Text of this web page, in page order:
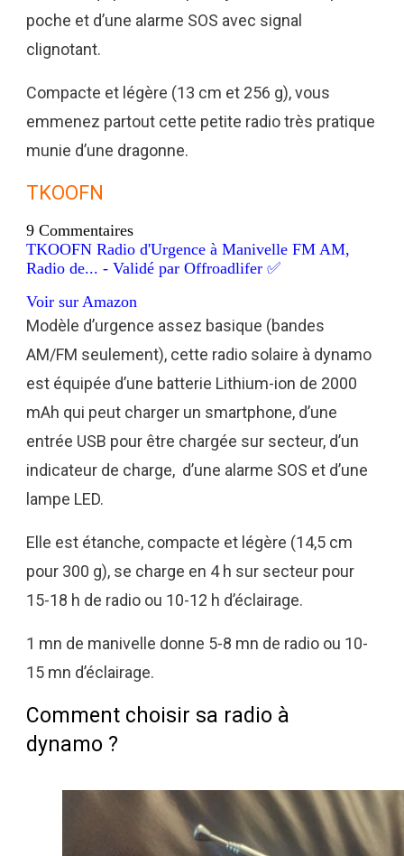
poche et d’une alarme SOS avec signal
clignotant.
Compacte et légère (13 cm et 256 g), vous
emmenez partout cette petite radio très pratique
munie d’une dragonne.
TKOOFN
9 Commentaires
TKOOFN Radio d'Urgence à Manivelle FM AM,
Radio de... - Validé par Offroadlifer ✅
Voir sur Amazon
Modèle d’urgence assez basique (bandes
AM/FM seulement), cette radio solaire à dynamo
est équipée d’une batterie Lithium-ion de 2000
mAh qui peut charger un smartphone, d’une
entrée USB pour être chargée sur secteur, d’un
indicateur de charge, d’une alarme SOS et d’une
lampe LED.
Elle est étanche, compacte et légère (14,5 cm
pour 300 g), se charge en 4 h sur secteur pour
15-18 h de radio ou 10-12 h d’éclairage.
1 mn de manivelle donne 5-8 mn de radio ou 10-
15 mn d’éclairage.
Comment choisir sa radio à
dynamo ?